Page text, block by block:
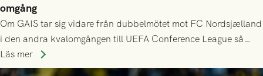
omgång
Om GAIS tar sig vidare från dubbelmötet mot FC Nordsjælland
i den andra kvalomgången till UEFA Conference League så
spelas den tredje kvalomgången kort därpå. Motståndare blir
då vinnaren i mötet mellan isländska Valur och HŠK Zrinjski
Läs mer